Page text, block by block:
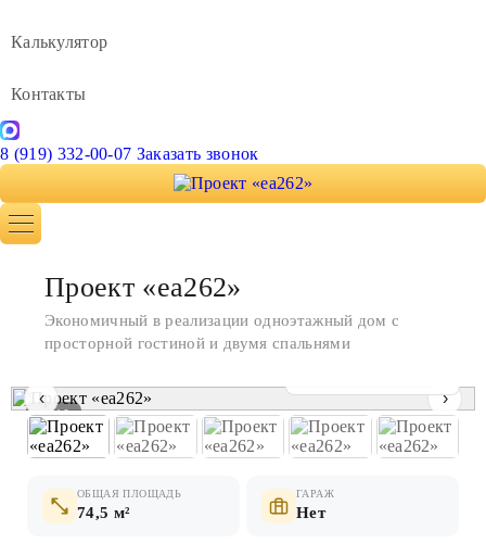
Калькулятор
Контакты
8 (919) 332-00-07 Заказать звонок
1 / 10
‹ ›
ОБЩАЯ ПЛОЩАДЬ
74,5 м²
ГАРАЖ
Нет
Проект «ea262»
Экономичный в реализации одноэтажный дом с
просторной гостиной и двумя спальнями